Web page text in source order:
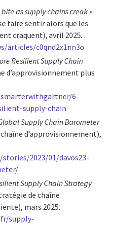
as supply chains creak »
faire sentir alors que les
craquent), avril 2025.
articles/c0qnd2x1nn3o
Resilient Supply Chain
d’approvisionnement plus
6-
supply-chain
Supply Chain Barometer
d’approvisionnement),
2023/01/davos23-
Supply Chain Strategy
de chaîne
mars 2025.
supply-